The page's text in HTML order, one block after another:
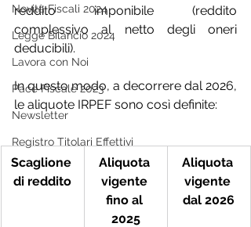
Novità Fiscali 2024
Legge Bilancio 2024
Lavora con Noi
Pace Fiscale 2023
Newsletter
Registro Titolari Effettivi
reddito imponibile (reddito
complessivo al netto degli oneri
deducibili).
In questo modo, a decorrere dal 2026,
le aliquote IRPEF sono così definite:
Scaglione
di reddito
Aliquota
vigente
fino al
2025
Aliquota
vigente
dal 2026